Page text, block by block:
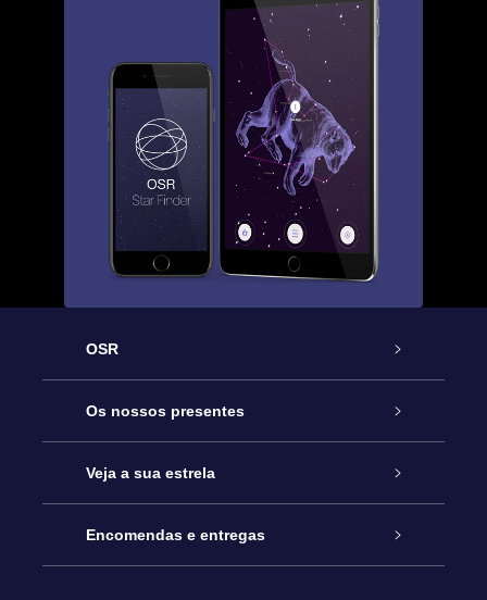
OSR
Serviço
Contactos
O Blog
Os nossos presentes
Prenda Star Online
Pacote Prenda OSR
Veja a sua estrela
Registo de Estrela
Encomendas e entregas